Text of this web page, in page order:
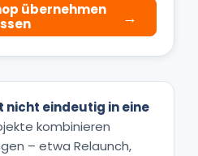
übernehmen
nicht eindeutig in eine
kombinieren
– etwa Relaunch,